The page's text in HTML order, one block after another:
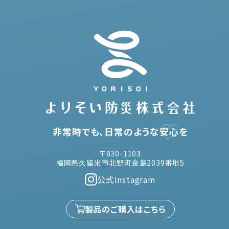
非常時でも、日常のような安心を
〒830-1103
福岡県久留米市北野町金島2039番地5
公式Instagram
製品のご購入はこちら